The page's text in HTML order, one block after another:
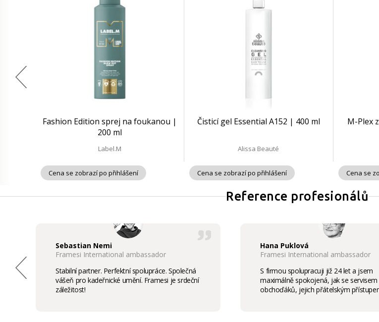
Fashion Edition sprej na foukanou |
200 ml
Label.M
Cena se zobrazí po přihlášení
Čisticí gel Essential A152 | 400 ml
Alissa Beauté
Cena se zobrazí po přihlášení
M-Plex
Cena se
Reference profesionálů
Sebastian Nemi
Framesi International ambassador
Stabilní partner. Perfektní spolupráce. Společná
vášeň pro kadeřnické umění. Framesi je srdeční
záležitost!
Hana Puklová
Framesi International ambassador
S firmou spolupracuji již 24 let a jsem
maximálně spokojená, jak se servisem
obchoďáků, jejich přátelským